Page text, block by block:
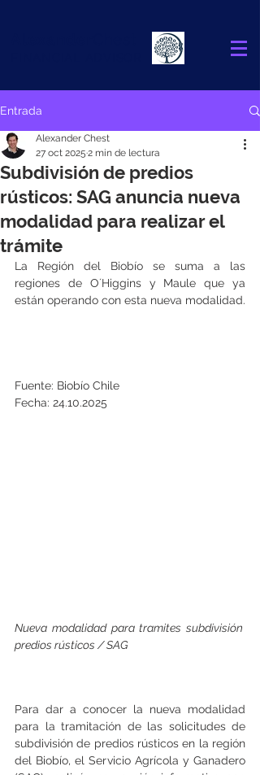
Entrada
Subdivisión de predios
rústicos: SAG anuncia nueva
modalidad para realizar el
trámite
Alexander Chest
27 oct 2025 2 min de lectura
La Región del Biobío se suma a las
regiones de O´Higgins y Maule que ya
están operando con esta nueva modalidad.
Fuente: Biobío Chile
Fecha: 24.10.2025
Nueva modalidad para tramites subdivisión
predios rústicos / SAG
Para dar a conocer la nueva modalidad
para la tramitación de las solicitudes de
subdivisión de predios rústicos en la región
del Biobío, el Servicio Agrícola y Ganadero